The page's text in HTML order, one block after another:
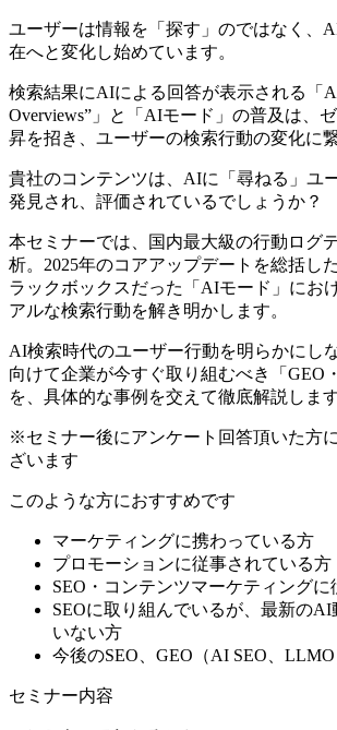
ユーザーは情報を「探す」のではなく、
在へと変化し始めています。
検索結果にAIによる回答が表示される「
Overviews”」と「AIモード」の普及は、
昇を招き、ユーザーの検索行動の変化に
貴社のコンテンツは、AIに「尋ねる」ユ
発見され、評価されているでしょうか？
本セミナーでは、国内最大級の行動ログ
析。2025年のコアアップデートを総括し
ラックボックスだった「AIモード」にお
アルな検索行動を解き明かします。
AI検索時代のユーザー行動を明らかにし
向けて企業が今すぐ取り組むべき「GEO
を、具体的な事例を交えて徹底解説します
※セミナー後にアンケート回答頂いた方
ざいます
このような方におすすめです
マーケティングに携わっている方
プロモーションに従事されている方
SEO・コンテンツマーケティング
SEOに取り組んでいるが、最新のAI
いない方
今後のSEO、GEO（AI SEO、
セミナー内容